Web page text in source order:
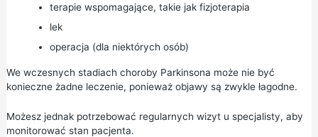
terapie wspomagające, takie jak fizjoterapia
lek
operacja (dla niektórych osób)
We wczesnych stadiach choroby Parkinsona może nie być
konieczne żadne leczenie, ponieważ objawy są zwykle łagodne.
Możesz jednak potrzebować regularnych wizyt u specjalisty, aby
monitorować stan pacjenta.